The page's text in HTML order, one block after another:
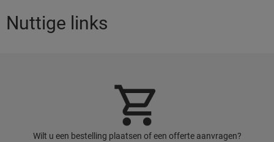
Nuttige links
Wilt u een bestelling plaatsen of een offerte aanvragen?